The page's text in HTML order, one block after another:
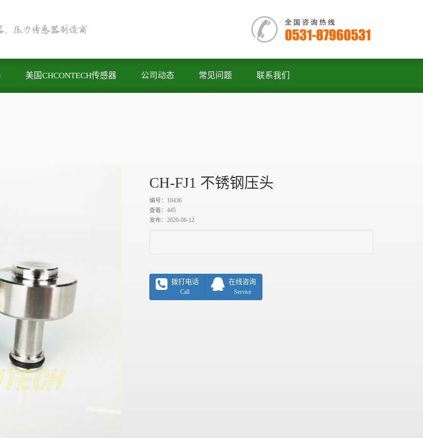
美国CHCONTECH传感器 公司动态 常见问题 联系我们
CH-FJ1 不锈钢压头
编号：10436
查看： 445
发布：2020-06-12
拨打电话
Call
在线咨询
Service